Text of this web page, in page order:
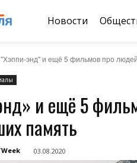
Новости
"Хэппи-энд" и ещё 5 фильмов про
и ещё 5
память
03.08.2020